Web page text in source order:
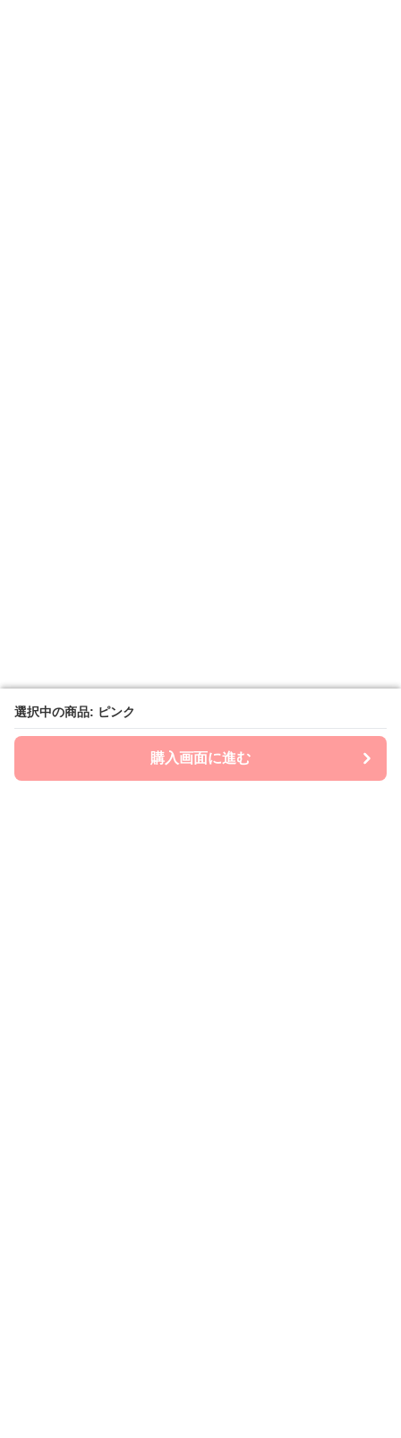
選択中の商品: ピンク
購入画面に進む
選択中の商品: ピンク
購入画面に進む